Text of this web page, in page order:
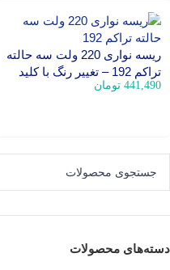
دسته‌های محصولات
ریسه نواری 220 ولت سه حالته
تراکم 192 – تغییر رنگ با کلید
441,490 تومان